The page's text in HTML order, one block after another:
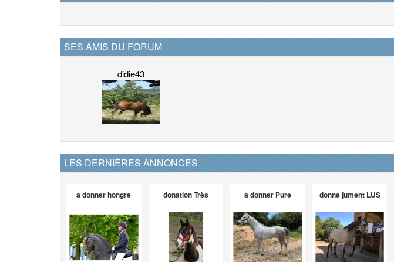
SES AMIS DU FORUM
didie43
LES DERNIÈRES ANNONCES
a donner hongre donation Très a donner Pure donne jument LUS